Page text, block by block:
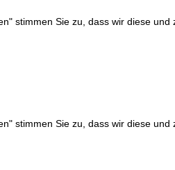
stimmen Sie zu, dass wir diese und
stimmen Sie zu, dass wir diese und